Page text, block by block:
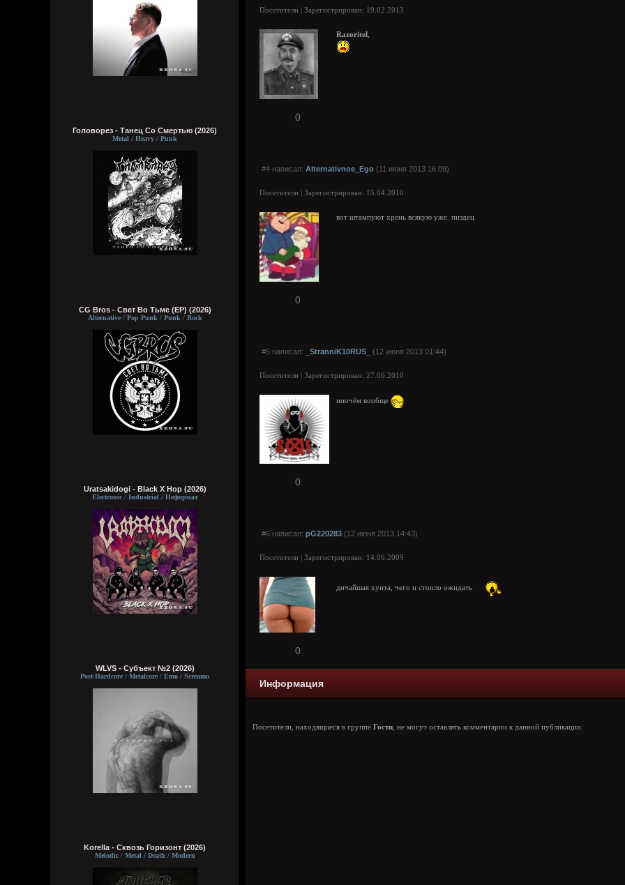
Головорез - Tанец Со Смертью (2026)
Metal / Heavy / Punk
CG Bros - Свет Во Тьме (EP) (2026)
Alternative / Pop Punk / Punk / Rock
Uratsakidogi - Black X Hop (2026)
Electronic / Industrial / Неформат
WLVS - Субъект №2 (2026)
Post-Hardcore / Metalcore / Emo / Screamo
Korella - Сквозь Горизонт (2026)
Melodic / Metal / Death / Modern
Посетители | Зарегистрирован: 19.02.2013
Razoritel
0
#4 написал: Alternativnoe_Ego (11 июня 2013 16:09)
Посетители | Зарегистрирован: 15.04.2010
вот штампуют хрень всякую уже. пиздец
0
#5 написал: _StranniK10RUS_ (12 июня 2013 01:44)
Посетители | Зарегистрирован: 27.06.2010
ниочём вообще
0
#6 написал: pG220283 (12 июня 2013 14:43)
Посетители | Зарегистрирован: 14.06.2009
дичайшая хуита, чего и стоило ожидать
0
Информация
Посетители, находящиеся в группе Гости , не могут оставлять комментарии к данной публикации.